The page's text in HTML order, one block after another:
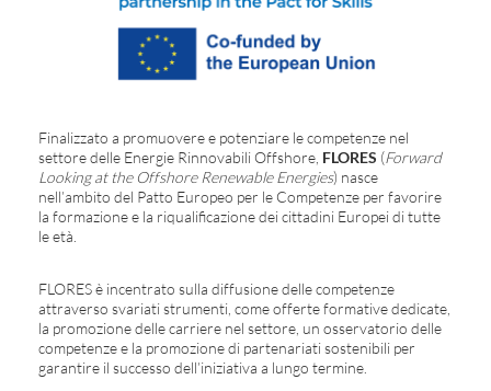
Finalizzato a promuovere e potenziare le competenze nel
settore delle Energie Rinnovabili Offshore, FLORES (Forward
Looking at the Offshore Renewable Energies) nasce
nell’ambito del Patto Europeo per le Competenze per favorire
la formazione e la riqualificazione dei cittadini Europei di tutte
le età.
FLORES è incentrato sulla diffusione delle competenze
attraverso svariati strumenti, come offerte formative dedicate,
la promozione delle carriere nel settore, un osservatorio delle
competenze e la promozione di partenariati sostenibili per
garantire il successo dell’iniziativa a lungo termine.